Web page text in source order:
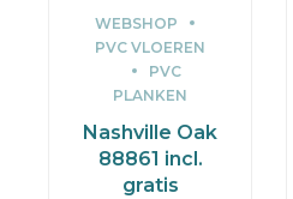
WEBSHOP
PVC VLOEREN
PVC
PLANKEN
Nashville Oak
88861 incl.
gratis